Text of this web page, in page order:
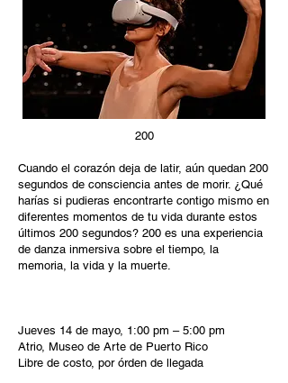
200
Cuando el corazón deja de latir, aún quedan 200
segundos de consciencia antes de morir. ¿Qué
harías si pudieras encontrarte contigo mismo en
diferentes momentos de tu vida durante estos
últimos 200 segundos? 200 es una experiencia
de danza inmersiva sobre el tiempo, la
memoria, la vida y la muerte.
Jueves 14 de mayo, 1:00 pm – 5:00 pm
Atrio, Museo de Arte de Puerto Rico
Libre de costo, por órden de llegada